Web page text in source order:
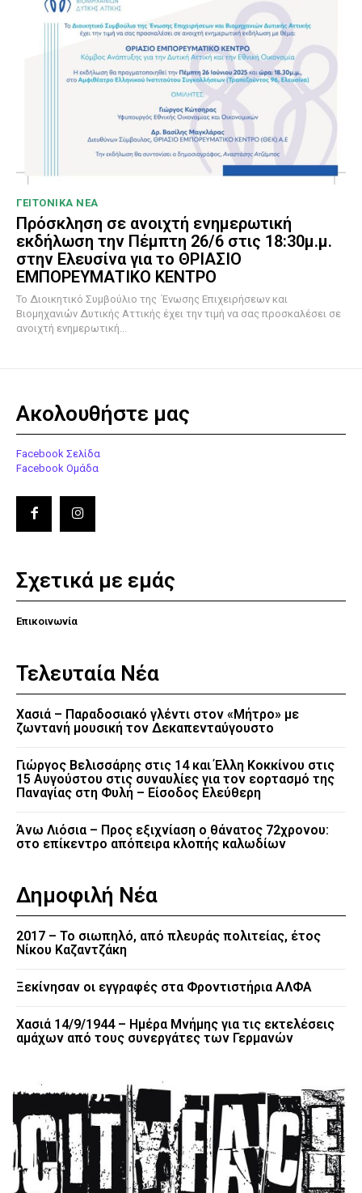
ΓΕΙΤΟΝΙΚΑ ΝΕΑ
Πρόσκληση σε ανοιχτή ενημερωτική
εκδήλωση την Πέμπτη 26/6 στις 18:30μ.μ.
στην Ελευσίνα για το ΘΡΙΑΣΙΟ
ΕΜΠΟΡΕΥΜΑΤΙΚΟ ΚΕΝΤΡΟ
To Διοικητικό Συμβούλιο της Ένωσης Επιχειρήσεων και
Βιομηχανιών Δυτικής Αττικής έχει την τιμή να σας προσκαλέσει σε
ανοιχτή ενημερωτική...
Ακολουθήστε μας
Facebook Σελίδα
Facebook Ομάδα
Σχετικά με εμάς
Επικοινωνία
Τελευταία Νέα
Χασιά – Παραδοσιακό γλέντι στον «Μήτρο» με
ζωντανή μουσική τον Δεκαπενταύγουστο
Γιώργος Βελισσάρης στις 14 και Έλλη Κοκκίνου στις
15 Αυγούστου στις συναυλίες για τον εορτασμό της
Παναγίας στη Φυλή – Είσοδος Ελεύθερη
Άνω Λιόσια – Προς εξιχνίαση ο θάνατος 72χρονου:
στο επίκεντρο απόπειρα κλοπής καλωδίων
Δημοφιλή Νέα
2017 – Το σιωπηλό, από πλευράς πολιτείας, έτος
Νίκου Καζαντζάκη
Ξεκίνησαν οι εγγραφές στα Φροντιστήρια ΑΛΦΑ
Χασιά 14/9/1944 – Ημέρα Μνήμης για τις εκτελέσεις
αμάχων από τους συνεργάτες των Γερμανών